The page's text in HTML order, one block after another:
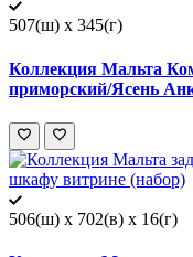
507(ш) x 345(г)
Коллекция Мальта
приморский/Ясень
506(ш) x 702(в) x 16(г)